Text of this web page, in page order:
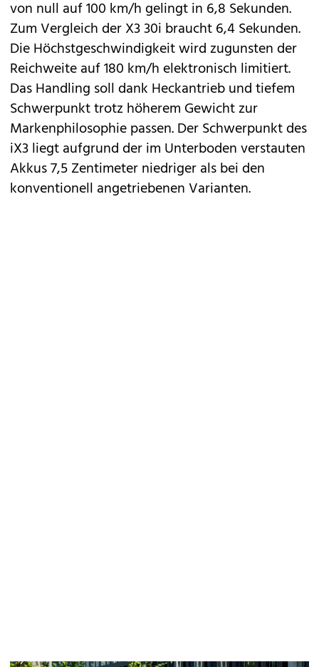
von null auf 100 km/h gelingt in 6,8 Sekunden.
Zum Vergleich der X3 30i braucht 6,4 Sekunden.
Die Höchstgeschwindigkeit wird zugunsten der
Reichweite auf 180 km/h elektronisch limitiert.
Das Handling soll dank Heckantrieb und tiefem
Schwerpunkt trotz höherem Gewicht zur
Markenphilosophie passen. Der Schwerpunkt des
iX3 liegt aufgrund der im Unterboden verstauten
Akkus 7,5 Zentimeter niedriger als bei den
konventionell angetriebenen Varianten.